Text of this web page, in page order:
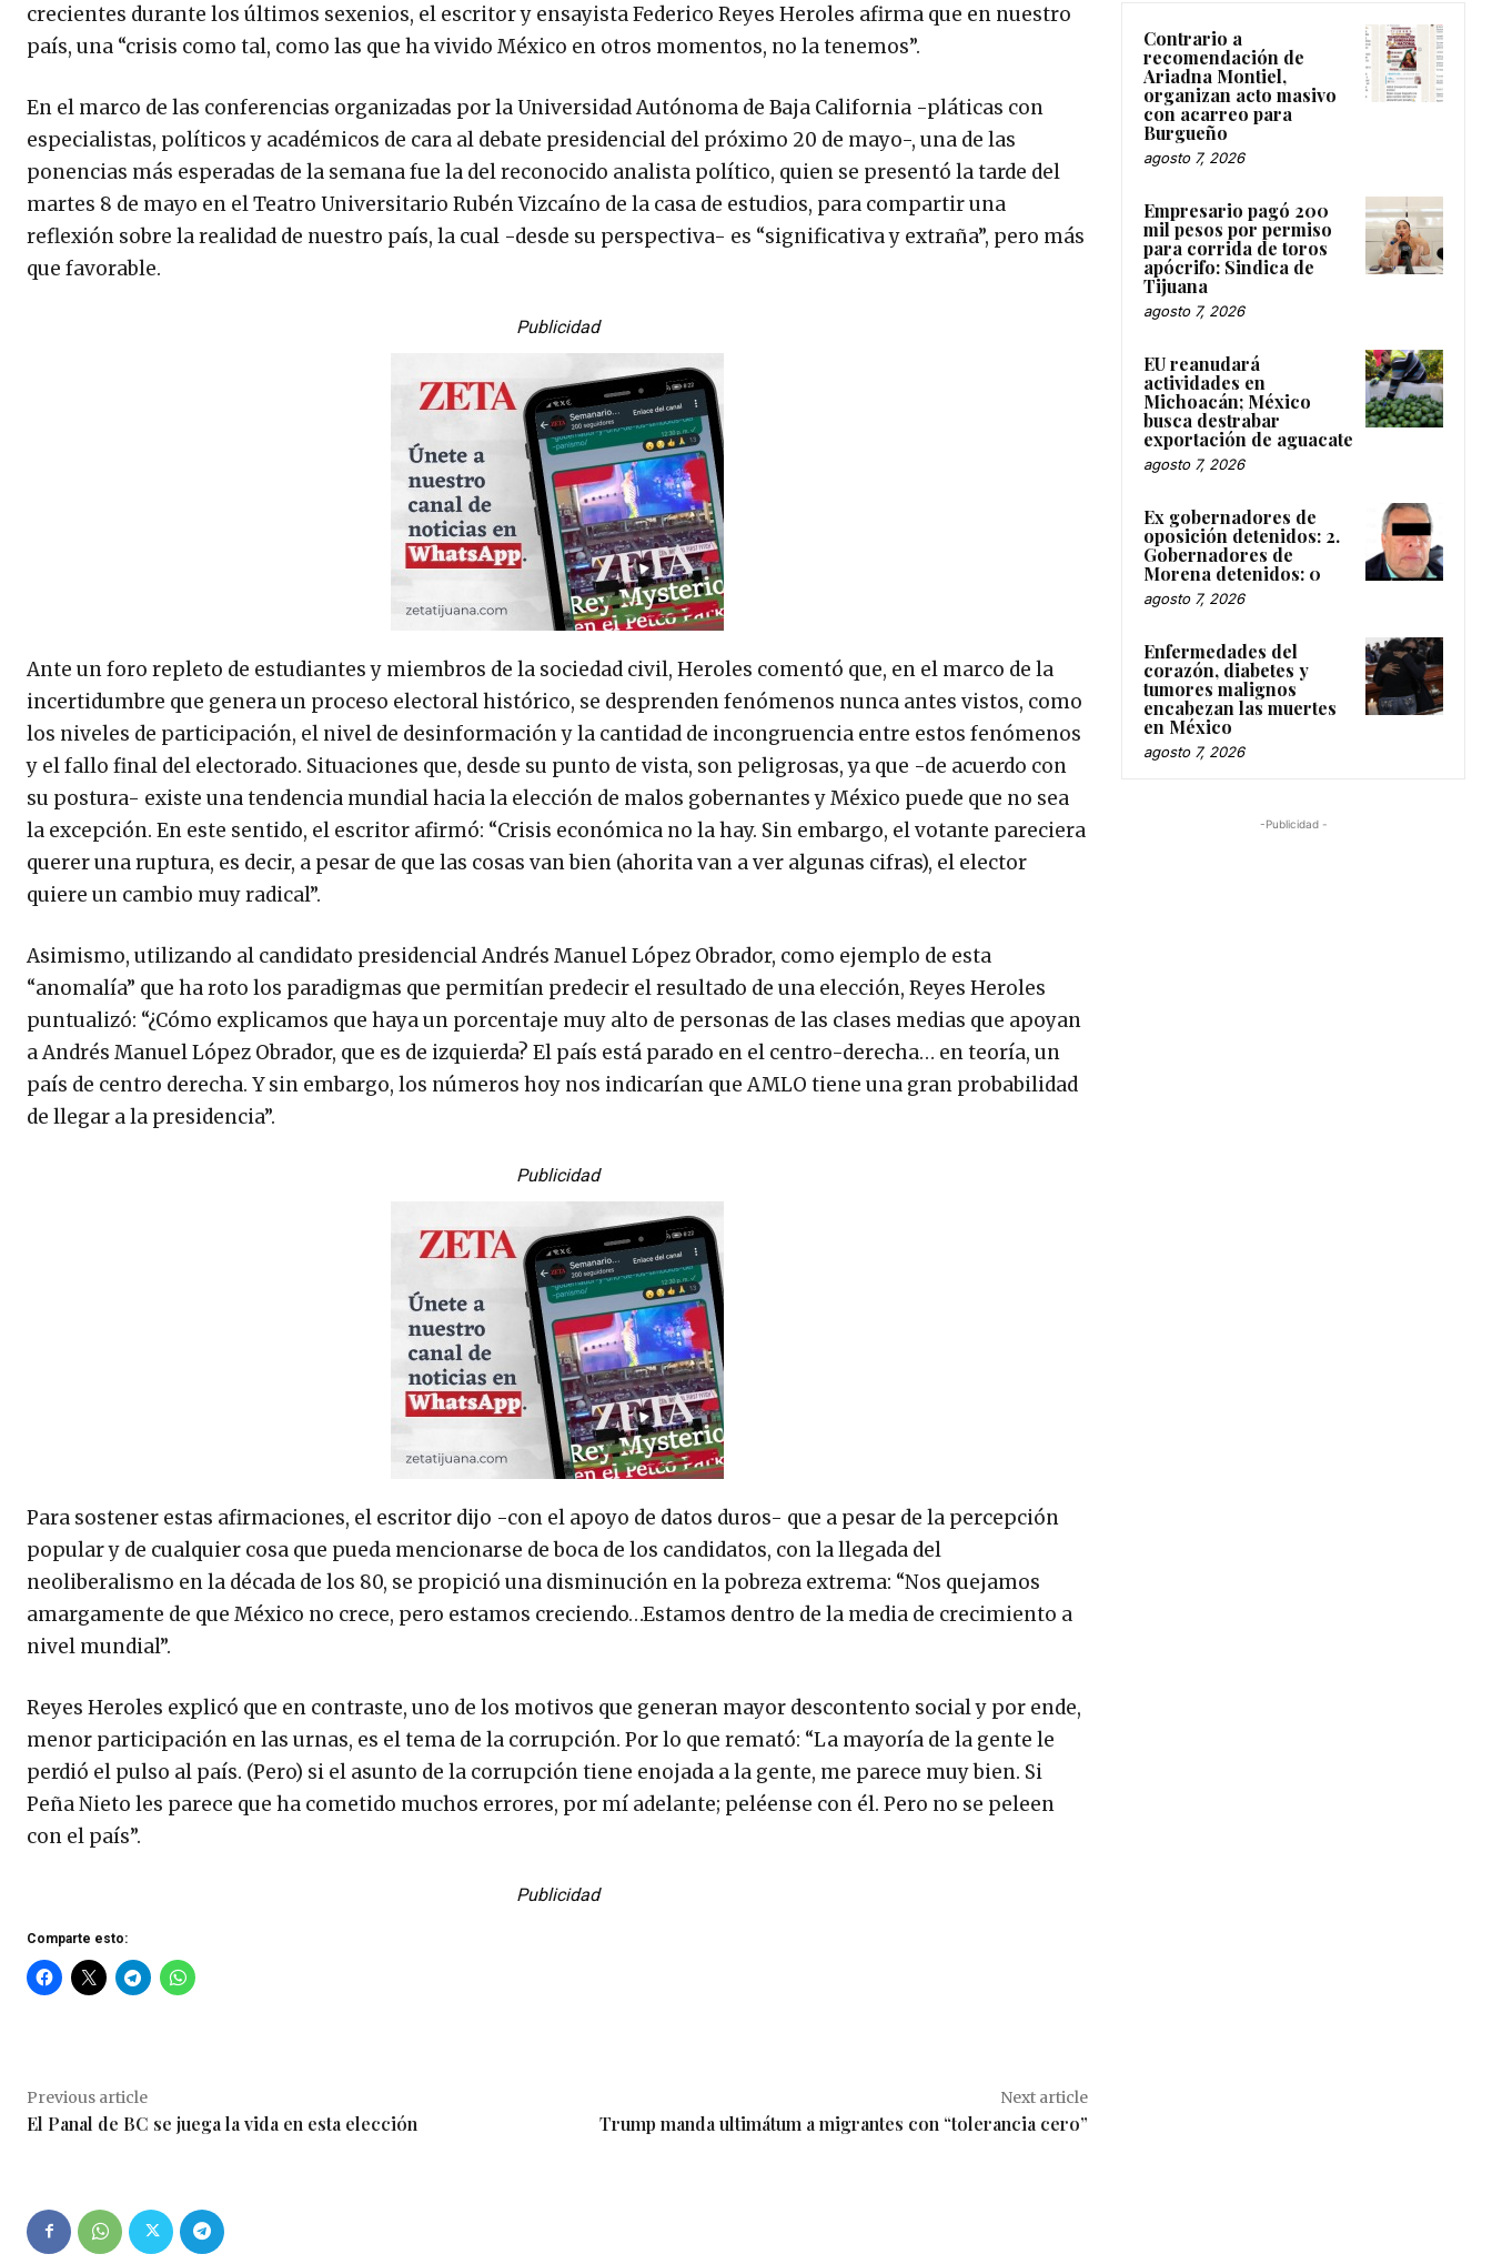
crecientes durante los últimos sexenios, el escritor y ensayista Federico Reyes Heroles afirma que en nuestro
país, una “crisis como tal, como las que ha vivido México en otros momentos, no la tenemos”.
En el marco de las conferencias organizadas por la Universidad Autónoma de Baja California -pláticas con
especialistas, políticos y académicos de cara al debate presidencial del próximo 20 de mayo-, una de las
ponencias más esperadas de la semana fue la del reconocido analista político, quien se presentó la tarde del
martes 8 de mayo en el Teatro Universitario Rubén Vizcaíno de la casa de estudios, para compartir una
reflexión sobre la realidad de nuestro país, la cual -desde su perspectiva- es “significativa y extraña”, pero más
que favorable.
Publicidad
Ante un foro repleto de estudiantes y miembros de la sociedad civil, Heroles comentó que, en el marco de la
incertidumbre que genera un proceso electoral histórico, se desprenden fenómenos nunca antes vistos, como
los niveles de participación, el nivel de desinformación y la cantidad de incongruencia entre estos fenómenos
y el fallo final del electorado. Situaciones que, desde su punto de vista, son peligrosas, ya que -de acuerdo con
su postura- existe una tendencia mundial hacia la elección de malos gobernantes y México puede que no sea
la excepción. En este sentido, el escritor afirmó: “Crisis económica no la hay. Sin embargo, el votante pareciera
querer una ruptura, es decir, a pesar de que las cosas van bien (ahorita van a ver algunas cifras), el elector
quiere un cambio muy radical”.
Asimismo, utilizando al candidato presidencial Andrés Manuel López Obrador, como ejemplo de esta
“anomalía” que ha roto los paradigmas que permitían predecir el resultado de una elección, Reyes Heroles
puntualizó: “¿Cómo explicamos que haya un porcentaje muy alto de personas de las clases medias que apoyan
a Andrés Manuel López Obrador, que es de izquierda? El país está parado en el centro-derecha… en teoría, un
país de centro derecha. Y sin embargo, los números hoy nos indicarían que AMLO tiene una gran probabilidad
de llegar a la presidencia”.
Publicidad
Para sostener estas afirmaciones, el escritor dijo -con el apoyo de datos duros- que a pesar de la percepción
popular y de cualquier cosa que pueda mencionarse de boca de los candidatos, con la llegada del
neoliberalismo en la década de los 80, se propició una disminución en la pobreza extrema: “Nos quejamos
amargamente de que México no crece, pero estamos creciendo…Estamos dentro de la media de crecimiento a
nivel mundial”.
Reyes Heroles explicó que en contraste, uno de los motivos que generan mayor descontento social y por ende,
menor participación en las urnas, es el tema de la corrupción. Por lo que remató: “La mayoría de la gente le
perdió el pulso al país. (Pero) si el asunto de la corrupción tiene enojada a la gente, me parece muy bien. Si
Peña Nieto les parece que ha cometido muchos errores, por mí adelante; peléense con él. Pero no se peleen
con el país”.
Publicidad
Comparte esto:
Previous article
El Panal de BC se juega la vida en esta elección
Next article
Trump manda ultimátum a migrantes con “tolerancia cero”
Contrario a
recomendación de
Ariadna Montiel,
organizan acto masivo
con acarreo para
Burgueño
agosto 7, 2026
Empresario pagó 200
mil pesos por permiso
para corrida de toros
apócrifo: Sindica de
Tijuana
agosto 7, 2026
EU reanudará
actividades en
Michoacán; México
busca destrabar
exportación de aguacate
agosto 7, 2026
Ex gobernadores de
oposición detenidos: 2.
Gobernadores de
Morena detenidos: 0
agosto 7, 2026
Enfermedades del
corazón, diabetes y
tumores malignos
encabezan las muertes
en México
agosto 7, 2026
-Publicidad -